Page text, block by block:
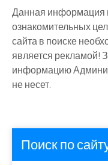
Данная информация
ознакомительных
сайта в поиске
является рекламой!
информацию
не несет.
Поиск по